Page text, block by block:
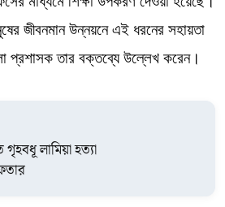
জীবনমান উন্নয়নে এই ধরনের সহায়তা
প্রশাসক তার বক্তব্যে উল্লেখ করেন।
লামিয়া হত্যা